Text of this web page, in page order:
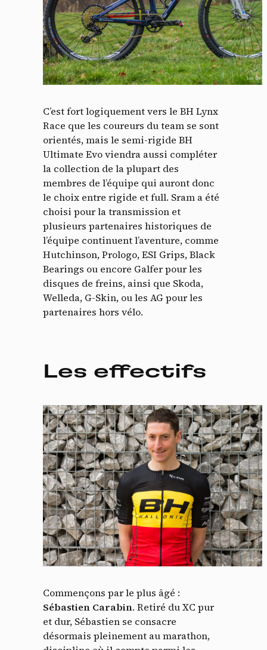
C’est fort logiquement vers le BH Lynx
Race que les coureurs du team se sont
orientés, mais le semi-rigide BH
Ultimate Evo viendra aussi compléter
la collection de la plupart des
membres de l’équipe qui auront donc
le choix entre rigide et full. Sram a été
choisi pour la transmission et
plusieurs partenaires historiques de
l’équipe continuent l’aventure, comme
Hutchinson, Prologo, ESI Grips, Black
Bearings ou encore Galfer pour les
disques de freins, ainsi que Skoda,
Welleda, G-Skin, ou les AG pour les
partenaires hors vélo.
Les effectifs
Commençons par le plus âgé :
Sébastien Carabin. Retiré du XC pur
et dur, Sébastien se consacre
désormais pleinement au marathon,